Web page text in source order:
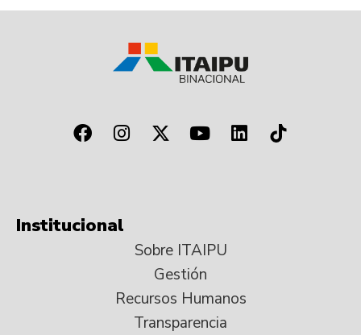
Institucional
Sobre ITAIPU
Gestión
Recursos Humanos
Transparencia